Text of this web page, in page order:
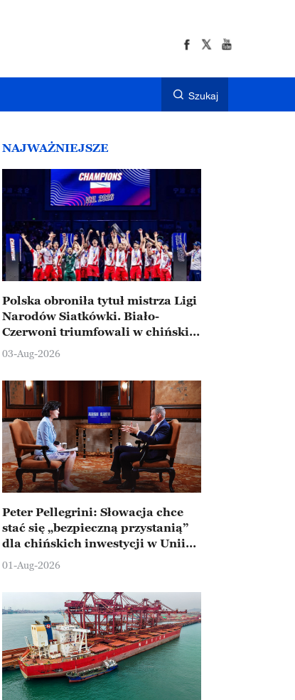
Szukaj
NAJWAŻNIEJSZE
Polska obroniła tytuł mistrza Ligi
Narodów Siatkówki. Biało-
Czerwoni triumfowali w chińskim
Ningbo
03-Aug-2026
Peter Pellegrini: Słowacja chce
stać się „bezpieczną przystanią”
dla chińskich inwestycji w Unii
Europejskiej
01-Aug-2026